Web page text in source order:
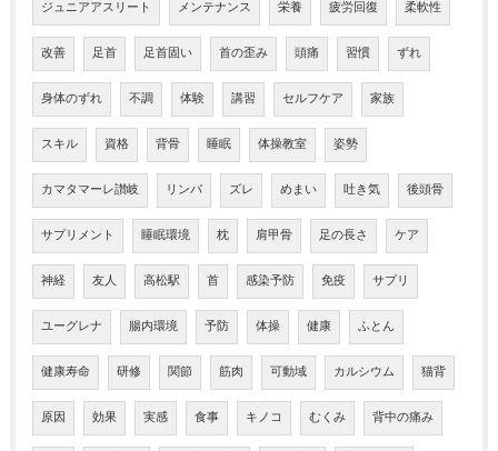
ジュニアアスリート メンテナンス 栄養 疲労回復 柔軟性
改善 足首 足首固い 首の歪み 頭痛 習慣 ずれ
身体のずれ 不調 体験 講習 セルフケア 家族
スキル 資格 背骨 睡眠 体操教室 姿勢
カマタマーレ讃岐 リンパ ズレ めまい 吐き気 後頭骨
サプリメント 睡眠環境 枕 肩甲骨 足の長さ ケア
神経 友人 高松駅 首 感染予防 免疫 サプリ
ユーグレナ 腸内環境 予防 体操 健康 ふとん
健康寿命 研修 関節 筋肉 可動域 カルシウム 猫背
原因 効果 実感 食事 キノコ むくみ 背中の痛み